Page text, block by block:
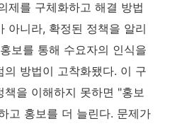
제를 구체화하고 해결 방법
아니라, 확정된 정책을 알리
보를 통해 수요자의 인식을
의 방법이 고착화됐다. 이 구
을 이해하지 못하면 "홍보
고 홍보를 더 늘린다. 문제가